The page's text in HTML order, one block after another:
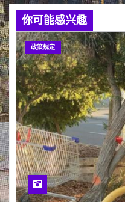
你可能感兴趣
政策规定